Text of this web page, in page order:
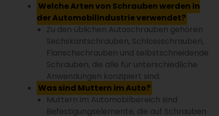
Welche Arten von Schrauben werden in
der Automobilindustrie verwendet?
Zu den üblichen Autoschrauben gehören
Sechskantschrauben, Schlossschrauben,
Flanschschrauben und selbstschneidende
Schrauben, die alle für unterschiedliche
Anwendungen konzipiert sind.
Was sind Muttern im Auto?
Muttern im Automobilbereich sind
Befestigungselemente, die auf Schrauben